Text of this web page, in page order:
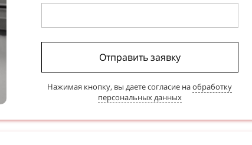
Отправить заявку
Нажимая кнопку, вы даете согласие наобработку
персональных данных